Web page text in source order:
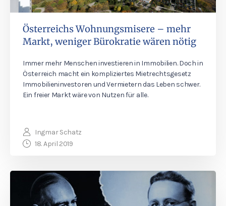
Österreichs Wohnungsmisere – mehr
Markt, weniger Bürokratie wären nötig
Immer mehr Menschen investieren in Immobilien. Doch in
Österreich macht ein kompliziertes Mietrechtsgesetz
Immobilieninvestoren und Vermietern das Leben schwer.
Ein freier Markt wäre von Nutzen für alle.
Ingmar Schatz
18. April 2019